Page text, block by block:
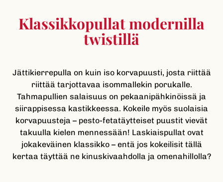
Klassikko­pullat modernilla
twistillä
Jättikierrepulla on kuin iso korvapuusti, josta riittää
riittää tarjottavaa isommallekin porukalle.
Tahmapullien salaisuus on pekaanipähkinöissä ja
siirappisessa kastikkeessa. Kokeile myös suolaisia
korvapuusteja – pesto-fetatäytteiset puustit vievät
takuulla kielen mennessään! Laskiaispullat ovat
jokakeväinen klassikko – entä jos kokeilisit tällä
kertaa täyttää ne kinuskivaahdolla ja omenahillolla?